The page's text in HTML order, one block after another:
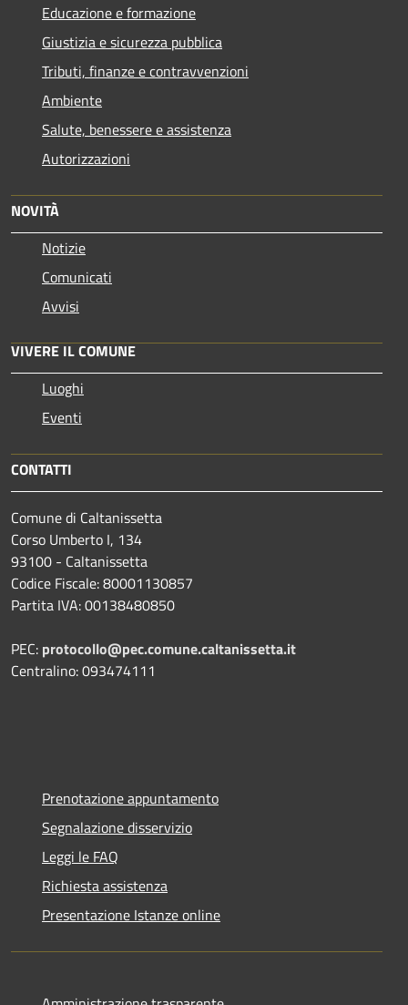
Educazione e formazione
Giustizia e sicurezza pubblica
Tributi, finanze e contravvenzioni
Ambiente
Salute, benessere e assistenza
Autorizzazioni
NOVITÀ
Notizie
Comunicati
Avvisi
VIVERE IL COMUNE
Luoghi
Eventi
CONTATTI
Comune di Caltanissetta
Corso Umberto I, 134
93100 - Caltanissetta
Codice Fiscale: 80001130857
Partita IVA: 00138480850
PEC: protocollo@pec.comune.caltanissetta.it
Centralino: 093474111
Prenotazione appuntamento
Segnalazione disservizio
Leggi le FAQ
Richiesta assistenza
Presentazione Istanze online